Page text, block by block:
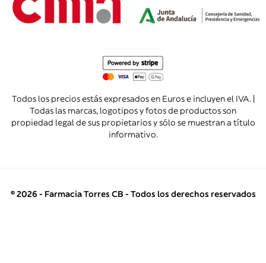
Todos los precios estás expresados en Euros e incluyen el IVA. |
Todas las marcas, logotipos y fotos de productos son
propiedad legal de sus propietarios y sólo se muestran a título
informativo.
© 2026 - Farmacia Torres CB - Todos los derechos reservados